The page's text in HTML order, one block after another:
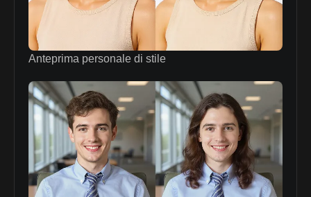
Anteprima personale di stile